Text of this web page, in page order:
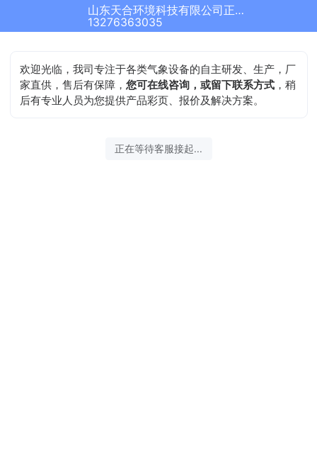
山东天合环境科技有限公司正在为您服务
13276363035
欢迎光临，我司专注于各类气象设备的自主研发、生产，厂
家直供，售后有保障，您可在线咨询，或留下联系方式 ，稍
后有专业人员为您提供产品彩页、报价及解决方案。
2026-08-06 19:57:57 开始沟通